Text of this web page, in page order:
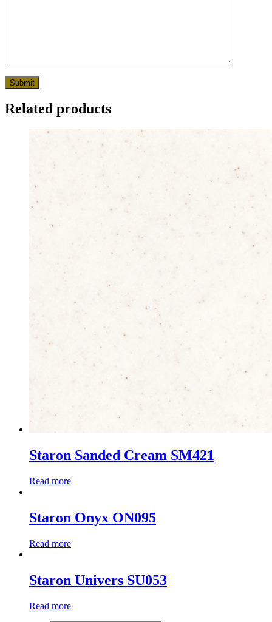
Related products
Staron Sanded Cream SM421
Read more
Staron Onyx ON095
Read more
Staron Univers SU053
Read more